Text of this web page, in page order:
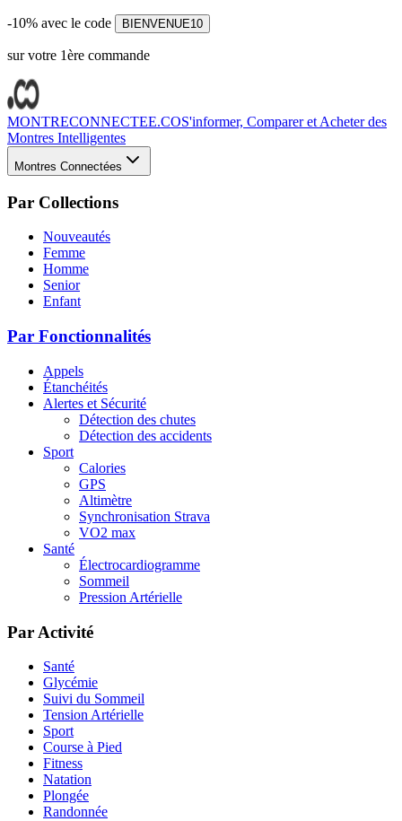
-10% avec le code BIENVENUE10
sur votre 1ère commande
MONTRECONNECTEE.COS'informer, Comparer et Acheter des
Montres Intelligentes
Montres Connectées
Par Collections
Nouveautés
Femme
Homme
Senior
Enfant
Par Fonctionnalités
Appels
Étanchéités
Alertes et Sécurité
Détection des chutes
Détection des accidents
Sport
Calories
GPS
Altimètre
Synchronisation Strava
VO2 max
Santé
Électrocardiogramme
Sommeil
Pression Artérielle
Par Activité
Santé
Glycémie
Suivi du Sommeil
Tension Artérielle
Sport
Course à Pied
Fitness
Natation
Plongée
Randonnée